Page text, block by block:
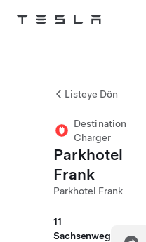
Tesla
Listeye Dön
Destination
Charger
Parkhotel
Frank
Parkhotel Frank
11
Sachsenweg